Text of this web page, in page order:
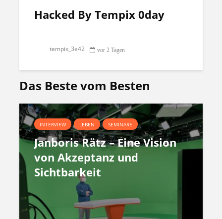
Hacked By Tempix 0day
tempix_3e42 vor 2 Tagen
Das Beste vom Besten
INTERVIEW LEBEN SEMINARE
Janboris Rätz – Eine Vision
von Akzeptanz und
Sichtbarkeit